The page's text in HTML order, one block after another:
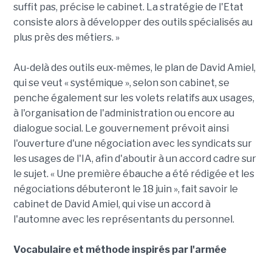
suffit pas, précise le cabinet. La stratégie de l'Etat
consiste alors à développer des outils spécialisés au
plus près des métiers. »
Au-delà des outils eux-mêmes, le plan de David Amiel,
qui se veut « systémique », selon son cabinet, se
penche également sur les volets relatifs aux usages,
à l'organisation de l'administration ou encore au
dialogue social. Le gouvernement prévoit ainsi
l'ouverture d'une négociation avec les syndicats sur
les usages de l'IA, afin d'aboutir à un accord cadre sur
le sujet. « Une première ébauche a été rédigée et les
négociations débuteront le 18 juin », fait savoir le
cabinet de David Amiel, qui vise un accord à
l'automne avec les représentants du personnel.
Vocabulaire et méthode inspirés par l'armée